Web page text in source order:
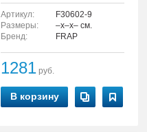
Артикул:
F30602-9
Размеры:
–x–x– см.
Бренд:
FRAP
1281 руб.
В корзину